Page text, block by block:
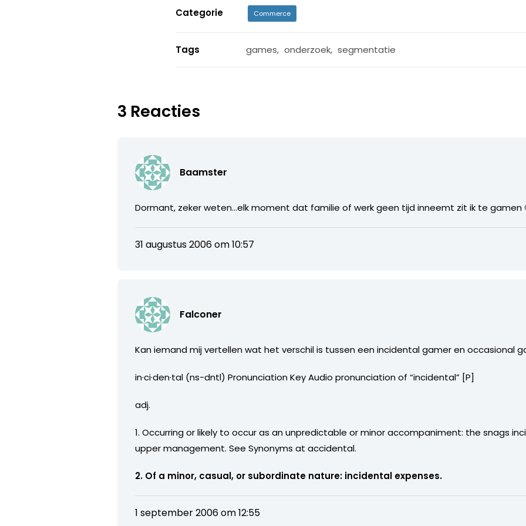
Categorie Commerce
Tags games, onderzoek, segmentatie
3 Reacties
Baamster
Dormant, zeker weten…elk moment dat familie of werk geen tijd inneemt zit ik te gamen
31 augustus 2006 om 10:57
Falconer
Kan iemand mij vertellen wat het verschil is tussen een incidental gamer en occasional
in·ci·den·tal (ns-dntl) Pronunciation Key Audio pronunciation of “incidental” [P]
adj.
1. Occurring or likely to occur as an unpredictable or minor accompaniment: the snags
upper management. See Synonyms at accidental.
2. Of a minor, casual, or subordinate nature: incidental expenses.
1 september 2006 om 12:55